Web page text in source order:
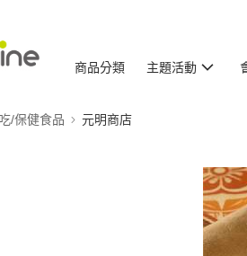
商品分類 主題活動
/保健食品 元明商店